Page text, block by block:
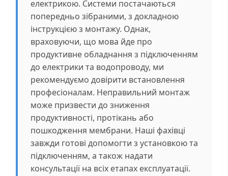
електрикою. Системи постачаються
попередньо зібраними, з докладною
інструкцією з монтажу. Однак,
враховуючи, що мова йде про
продуктивне обладнання з підключенням
до електрики та водопроводу, ми
рекомендуємо довірити встановлення
професіоналам. Неправильний монтаж
може призвести до зниження
продуктивності, протікань або
пошкодження мембрани. Наші фахівці
завжди готові допомогти з установкою та
підключенням, а також надати
консультації на всіх етапах експлуатації.